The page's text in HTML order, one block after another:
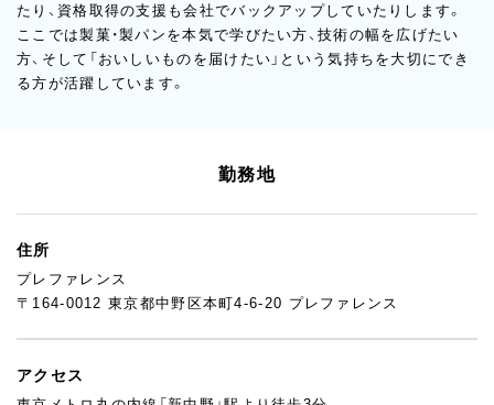
たり、資格取得の支援も会社でバックアップしていたりします。
ここでは製菓・製パンを本気で学びたい方、技術の幅を広げたい
方、そして「おいしいものを届けたい」という気持ちを大切にでき
る方が活躍しています。
勤務地
住所
プレファレンス
〒164-0012 東京都中野区本町4-6-20 プレファレンス
アクセス